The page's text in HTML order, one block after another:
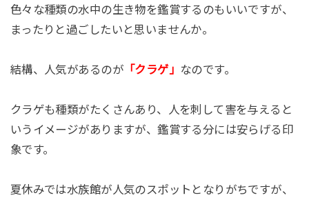
色々な種類の水中の生き物を鑑賞するのもいいですが、
まったりと過ごしたいと思いませんか。
結構、人気があるのが「クラゲ」 なのです。
クラゲも種類がたくさんあり、人を刺して害を与えると
いうイメージがありますが、鑑賞する分には安らげる印
象です。
夏休みでは水族館が人気のスポットとなりがちですが、